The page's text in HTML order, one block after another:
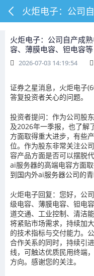
火炬电子：公司自产成
容、薄膜电容、钽电容等
2026-07-03 14:19:54
证券之星消息，火炬电子
答复投资者关心的问题。
投资者提问：作为公司股
及2026年一季报，也了解
方面取得重大进步，有些
位。作为股东非常关注公
容产品方面是否可以摆脱
ai服务器的高端电容方面
到国内外ai服务器公司的青
火炬电子回复：您好，公
级电容、薄膜电容、钽电
道交通、工业控制、清洁
将紧贴市场需求，持续加
的技术指标与交付能力。
合作关系的同时，持续引
线，可触达优质民用终端
方向。感谢您的关注。